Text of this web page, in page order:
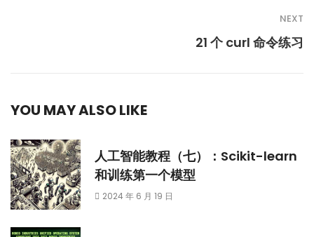
NEXT
21 个 curl 命令练习
YOU MAY ALSO LIKE
人工智能教程（七）：Scikit-learn
和训练第一个模型
2024 年 6 月 19 日